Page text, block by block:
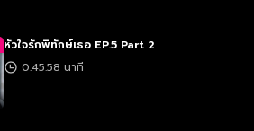
หัวใจรักพิทักษ์เธอ EP.5 Part 2
0:45:58 นาที